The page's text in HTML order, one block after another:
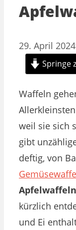
29. April 2024
Springe
Waffeln
weil sie sich
gibt
deftig, von
kürzlich
und Ei